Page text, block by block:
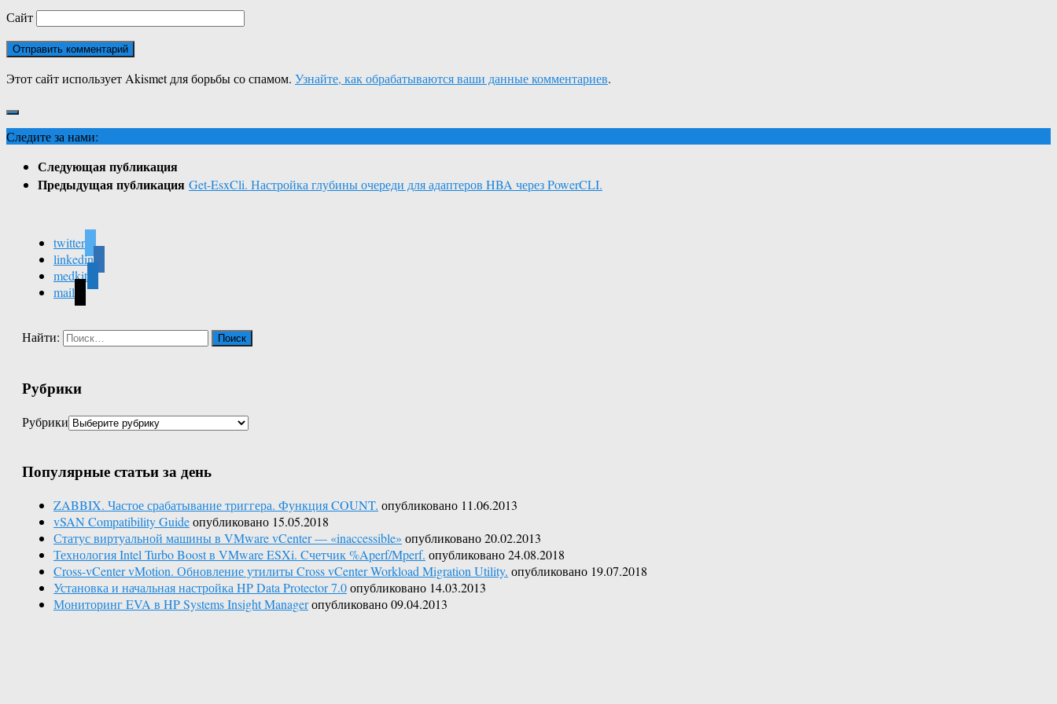
Сайт
Этот сайт использует Akismet для борьбы со спамом. Узнайте, как обрабатываются ваши данные комментариев.
Следите за нами:
Следующая публикация
Предыдущая публикация Get-EsxCli. Настройка глубины очереди для адаптеров HBA через PowerCLI.
twitter
linkedin
medkit
mail
Найти:
Рубрики
Рубрики
Популярные статьи за день
ZABBIX. Частое срабатывание триггера. Функция COUNT. опубликовано 11.06.2013
vSAN Compatibility Guideопубликовано 15.05.2018
Статус виртуальной машины в VMware vCenter — «inaccessible» опубликовано 20.02.2013
Технология Intel Turbo Boost в VMware ESXi. Cчетчик %Aperf/Mperf. опубликовано 24.08.2018
Cross-vCenter vMotion. Обновление утилиты Cross vCenter Workload Migration Utility. опубликовано 19.07.2018
Установка и начальная настройка HP Data Protector 7.0опубликовано 14.03.2013
Мониторинг EVA в HP Systems Insight Managerопубликовано 09.04.2013